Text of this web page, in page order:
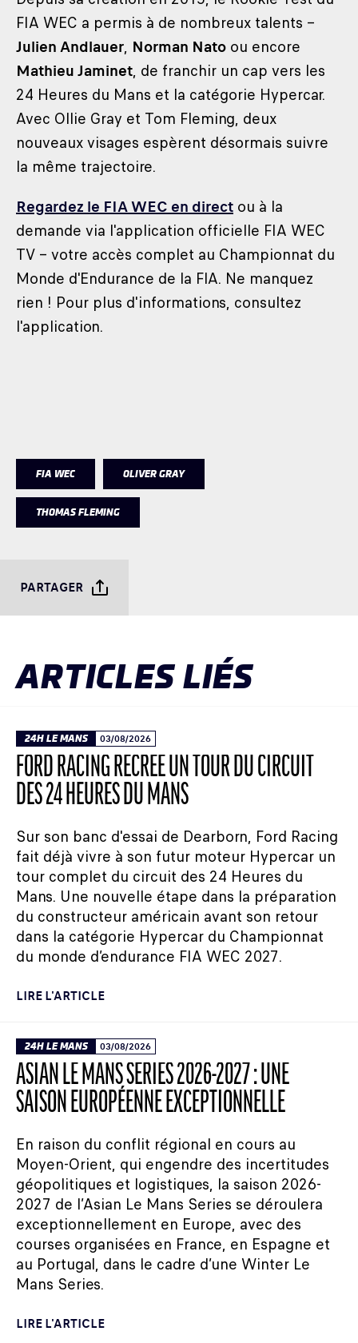
FIA WEC a permis à de nombreux talents –
Julien Andlauer, Norman Nato ou encore
Mathieu Jaminet, de franchir un cap vers les
24 Heures du Mans et la catégorie Hypercar.
Avec Ollie Gray et Tom Fleming, deux
nouveaux visages espèrent désormais suivre
la même trajectoire.
Regardez le FIA WEC en direct ou à la
demande via l'application officielle FIA WEC
TV – votre accès complet au Championnat du
Monde d'Endurance de la FIA. Ne manquez
rien ! Pour plus d'informations, consultez
l'application.
FIA WEC OLIVER GRAY
THOMAS FLEMING
PARTAGER
ARTICLES LIÉS
24H LE MANS 03/08/2026
FORD RACING RECRÉE UN TOUR DU CIRCUIT
DES 24 HEURES DU MANS
Sur son banc d'essai de Dearborn, Ford Racing
fait déjà vivre à son futur moteur Hypercar un
tour complet du circuit des 24 Heures du
Mans. Une nouvelle étape dans la préparation
du constructeur américain avant son retour
dans la catégorie Hypercar du Championnat
du monde d’endurance FIA WEC 2027.
LIRE L'ARTICLE
24H LE MANS 03/08/2026
ASIAN LE MANS SERIES 2026-2027 : UNE
SAISON EUROPÉENNE EXCEPTIONNELLE
En raison du conflit régional en cours au
Moyen-Orient, qui engendre des incertitudes
géopolitiques et logistiques, la saison 2026-
2027 de l’Asian Le Mans Series se déroulera
exceptionnellement en Europe, avec des
courses organisées en France, en Espagne et
au Portugal, dans le cadre d’une Winter Le
Mans Series.
LIRE L'ARTICLE